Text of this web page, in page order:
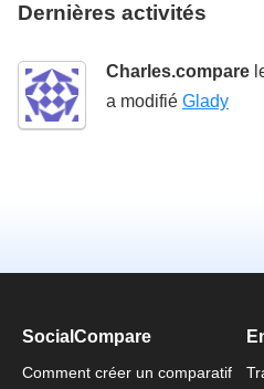
Dernières activités
Charles.compare
a modifié Glady
SocialCompare
Comment créer un comparatif